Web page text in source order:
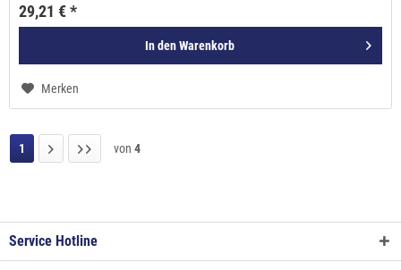
29,21 € *
In denWarenkorb
Merken
1 von 4
Service Hotline